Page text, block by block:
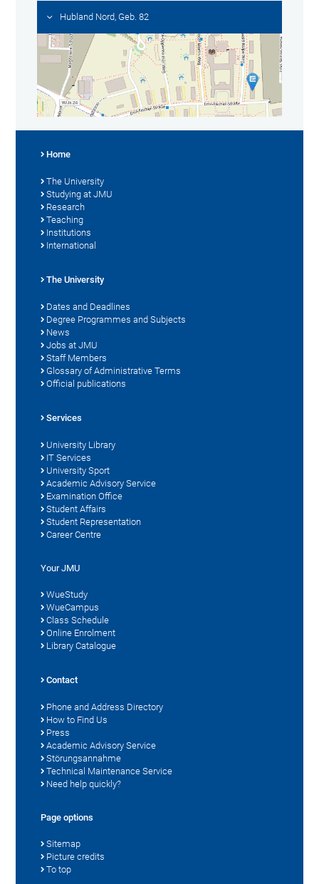
Hubland Nord, Geb. 82
Home
The University
Studying at JMU
Research
Teaching
Institutions
International
The University
Dates and Deadlines
Degree Programmes and Subjects
News
Jobs at JMU
Staff Members
Glossary of Administrative Terms
Official publications
Services
University Library
IT Services
University Sport
Academic Advisory Service
Examination Office
Student Affairs
Student Representation
Career Centre
Your JMU
WueStudy
WueCampus
Class Schedule
Online Enrolment
Library Catalogue
Contact
Phone and Address Directory
How to Find Us
Press
Academic Advisory Service
Störungsannahme
Technical Maintenance Service
Need help quickly?
Page options
Sitemap
Picture credits
To top